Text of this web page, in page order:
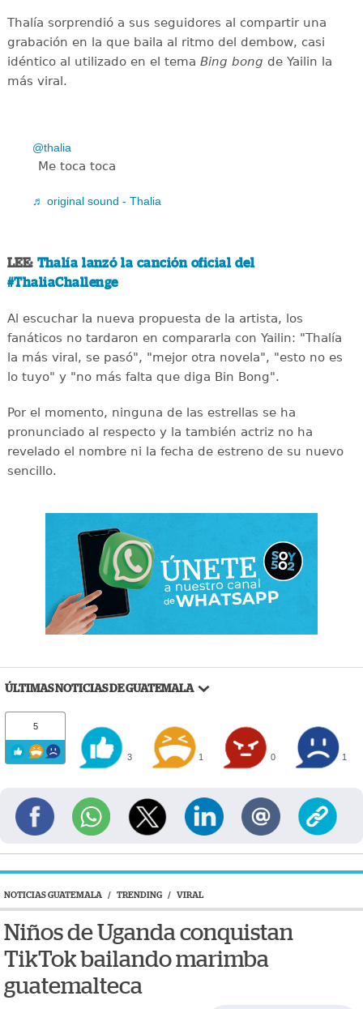
Thalía sorprendió a sus seguidores al compartir una
grabación en la que baila al ritmo del dembow, casi
idéntico al utilizado en el tema Bing bong de Yailin la
más viral.
@thalia
Me toca toca
♬ original sound - Thalia
LEE: Thalía lanzó la canción oficial del
#ThaliaChallenge
Al escuchar la nueva propuesta de la artista, los
fanáticos no tardaron en compararla con Yailin: "Thalía
la más viral, se pasó", "mejor otra novela", "esto no es
lo tuyo" y "no más falta que diga Bin Bong".
Por el momento, ninguna de las estrellas se ha
pronunciado al respecto y la también actriz no ha
revelado el nombre ni la fecha de estreno de su nuevo
sencillo.
ÚLTIMAS NOTICIAS DE GUATEMALA
5
3 1 0 1
NOTICIAS GUATEMALA / TRENDING / VIRAL
Niños de Uganda conquistan
TikTok bailando marimba
guatemalteca